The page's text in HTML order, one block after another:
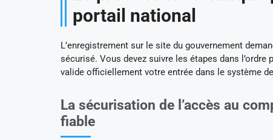
portail national
L’enregistrement sur le site du gouvernement
sécurisé. Vous devez suivre les étapes dans
valide officiellement votre entrée dans le système
La sécurisation de l’accès au
fiable